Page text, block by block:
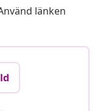
länken